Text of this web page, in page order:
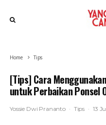
Home Tips
[Tips] Cara
untuk Perbaikan Ponsel
Yossie Dwi Prananto · Tips · 13